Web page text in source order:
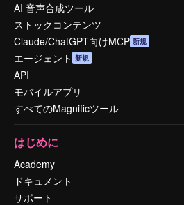
AI 音声合成ツール
ストックコンテンツ
Claude/ChatGPT向けMCP 新規
エージェント 新規
API
モバイルアプリ
すべてのMagnificツール
はじめに
Academy
ドキュメント
サポート